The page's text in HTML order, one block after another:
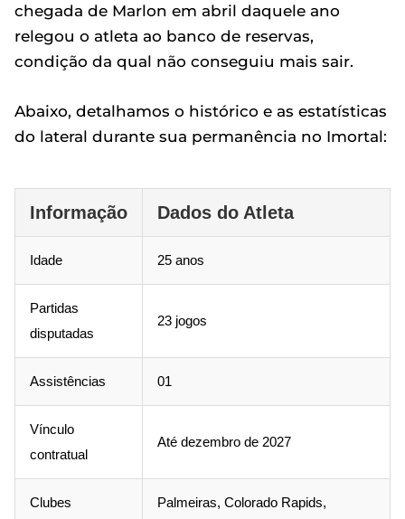
chegada de Marlon em abril daquele ano
relegou o atleta ao banco de reservas,
condição da qual não conseguiu mais sair.
Abaixo, detalhamos o histórico e as estatísticas
do lateral durante sua permanência no Imortal:
Informação Dados do Atleta
Idade 25 anos
Partidas
disputadas
23 jogos
Assistências 01
Vínculo
contratual
Até dezembro de 2027
Clubes Palmeiras, Colorado Rapids,